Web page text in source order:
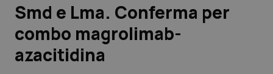
Lavoro e Professioni
Scienza e Farmaci
Smd e Lma. Conferma per
combo magrolimab-
azacitidina